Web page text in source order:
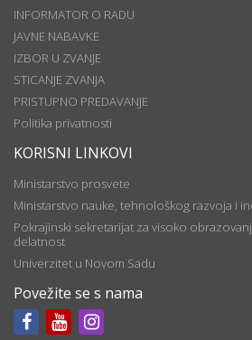
INFORMATOR O RADU
JAVNE NABAVKE
IZBOR U ZVANJE
STICANJE ZVANJA
PRISTUPNO PREDAVANJE
Politika privatnosti
KORISNI LINKOVI
Ministarstvo prosvete
Ministarstvo nauke, tehnološkog razvoja i
Pokrajinski sekretarijat za visoko
delatnost
Univerzitet u Novom Sadu
Povežite se s nama